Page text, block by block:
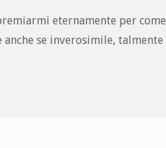
eternamente per come
se inverosimile, talmente